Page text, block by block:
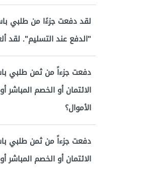
لقد دفعت جزءًا من طلبي
"الدفع عند التسليم". لقد
دفعت جزءاً من ثمن طلبي
الأموال؟
دفعت جزءاً من ثمن طلبي